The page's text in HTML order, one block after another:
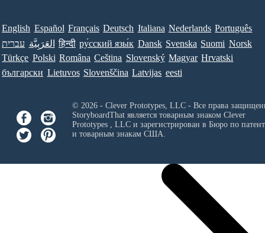
English Español Français Deutsch Italiana Nederlands Português
עברית العَرَبِيَّة हिन्दी ру́сский язы́к Dansk Svenska Suomi Norsk
Türkçe Polski Româna Ceština Slovenský Magyar Hrvatski
български Lietuvos Slovenščina Latvijas eesti
© 2026 - Clever Prototypes, LLC - Все права
StoryboardThat является товарным знаком Clever
Prototypes , LLCи зарегистрирован в Бюро по
и товарным знакам США.